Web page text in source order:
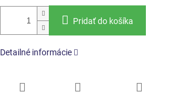
Pridať do košíka
Detailné informácie